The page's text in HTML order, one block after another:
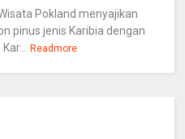
Pokland menyajikan
pinus jenis Karibia dengan
Readmore